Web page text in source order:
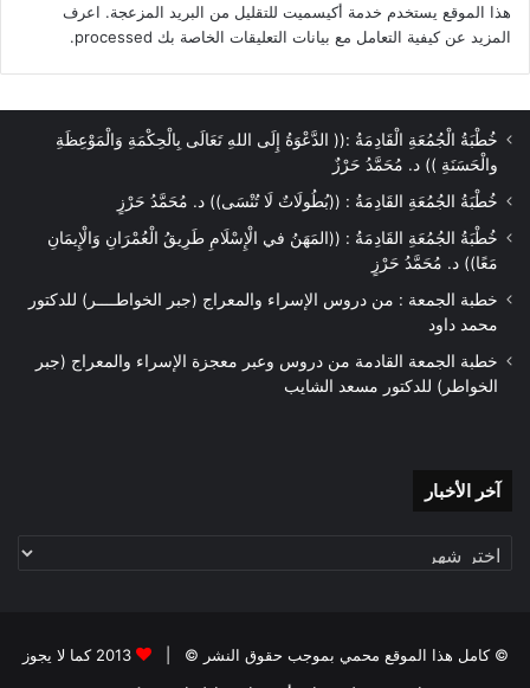
هذا الموقع يستخدم خدمة أكيسميت للتقليل من البريد المزعجة. اعرف
المزيد عن كيفية التعامل مع بيانات التعليقات الخاصة بك processed
.
خُطْبَةُ الْجُمُعَةِ الْقَادِمَةُ :(( الدَّعْوَةُ إِلَى اللهِ تَعَالَى بِالْحِكْمَةِ وَالْمَوْعِظَةِ
والْحَسَنَةِ )) د. مُحَمَّدُ حَرْزٌ
خُطْبَةُ الجُمُعَةِ القَادِمَةُ : ((بُطُولَاتٌ لَا تُنْسَى)) د. مُحَمَّدُ حَرْزٍ
خُطْبَةُ الجُمُعَةِ القَادِمَةُ : ((المَهَنُ في الْإِسْلَامِ طَرِيقُ الْعُمْرَانِ وَالْإِيمَانِ
مَعًا)) د. مُحَمَّدُ حَرْزٍ
خطبة الجمعة : من دروس الإسراء والمعراج (جبر الخواطــــر) للدكتور
محمد داود
خطبة الجمعة القادمة من دروس وعبر معجزة الإسراء والمعراج (جبر
الخواطر) للدكتور مسعد الشايب
آخر الأخبار
© كامل هذا الموقع محمي بموجب حقوق النشر © |
2013 كما لا يجوز